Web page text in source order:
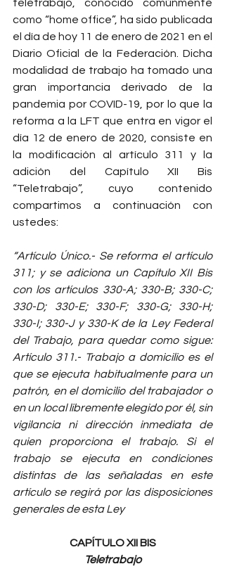
teletrabajo, conocido comúnmente
como “home office”, ha sido publicada
el día de hoy 11 de enero de 2021 en el
Diario Oficial de la Federación. Dicha
modalidad de trabajo ha tomado una
gran importancia derivado de la
pandemia por COVID-19, por lo que la
reforma a la LFT que entra en vigor el
día 12 de enero de 2020, consiste en
la modificación al artículo 311 y la
adición del Capítulo XII Bis
“Teletrabajo”, cuyo contenido
compartimos a continuación con
ustedes:
“Artículo Único.- Se reforma el artículo
311; y se adiciona un Capítulo XII Bis
con los artículos 330-A; 330-B; 330-C;
330-D; 330-E; 330-F; 330-G; 330-H;
330-I; 330-J y 330-K de la Ley Federal
del Trabajo, para quedar como sigue:
Artículo 311.- Trabajo a domicilio es el
que se ejecuta habitualmente para un
patrón, en el domicilio del trabajador o
en un local libremente elegido por él, sin
vigilancia ni dirección inmediata de
quien proporciona el trabajo. Si el
trabajo se ejecuta en condiciones
distintas de las señaladas en este
artículo se regirá por las disposiciones
generales de esta Ley
CAPÍTULO XII BIS
Teletrabajo